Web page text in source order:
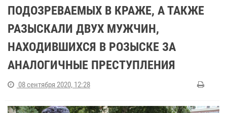
ПОДОЗРЕВАЕМЫХ В КРАЖЕ, А ТАКЖЕ
РАЗЫСКАЛИ ДВУХ МУЖЧИН,
НАХОДИВШИХСЯ В РОЗЫСКЕ ЗА
АНАЛОГИЧНЫЕ ПРЕСТУПЛЕНИЯ
08 сентября 2020, 12:28